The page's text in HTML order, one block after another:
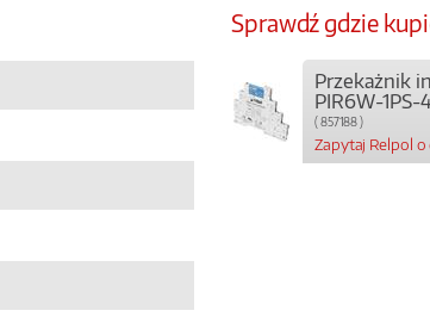
Sprawdź gdzie
Przekażnik
PIR6W-1PS-
( 857188 )
Zapytaj Relpol